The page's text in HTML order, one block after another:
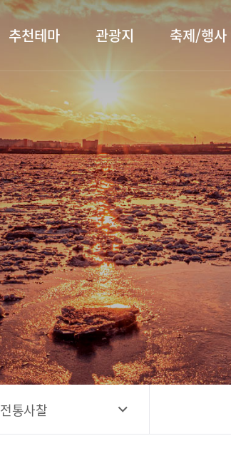
추천테마
행주산성
서오릉/서삼릉
전시관/박물관
고양시 예술창작공간 해움
고양시 예술창작공간 새들
관광지 축제/행사
행사소개
프로그램 안내
사전신청
자주 묻는 질문
대표먹거리
전통시장
템플스테이
숙박 정보
쇼핑 정보
공지사항
홍보영상
전자관광지도 다도라
관광안내홍보물
전통사찰